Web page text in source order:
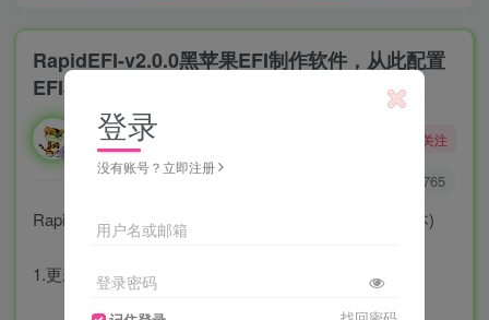
RapidEFI-v2.0.0黑苹果EFI制作软件，从此配置
EFI不求人
勇敢的大野狼
酒醒只在花前坐，酒醉还来花下眠。
关注
3765
RapidEFI-v2.0.0 (基于OpenCore-v0.9.9，当前最新版本)
1.更新至OpenCore 0.9.9版本
登录
没有账号？立即注册
用户名或邮箱
登录密码